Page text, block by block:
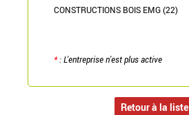
CONSTRUCTIONS BOIS EMG (22)
*: L'entreprise n'est plus active
Retour à la liste